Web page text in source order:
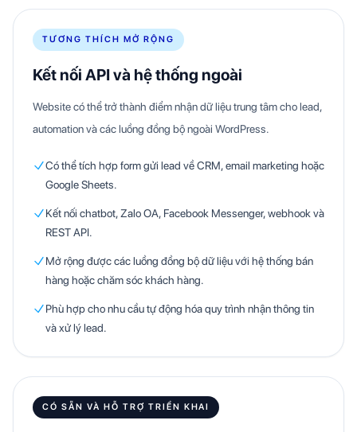
TƯƠNG THÍCH MỞ RỘNG
Kết nối API và hệ thống ngoài
Website có thể trở thành điểm nhận dữ liệu trung tâm cho lead,
automation và các luồng đồng bộ ngoài WordPress.
Có thể tích hợp form gửi lead về CRM, email marketing hoặc
Google Sheets.
Kết nối chatbot, Zalo OA, Facebook Messenger, webhook và
REST API.
Mở rộng được các luồng đồng bộ dữ liệu với hệ thống bán
hàng hoặc chăm sóc khách hàng.
Phù hợp cho nhu cầu tự động hóa quy trình nhận thông tin
và xử lý lead.
CÓ SẴN VÀ HỖ TRỢ TRIỂN KHAI